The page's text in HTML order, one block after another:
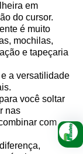
em
do cursor.
é muito
mochilas,
e tapeçaria
a versatilidade
você soltar
nas
com